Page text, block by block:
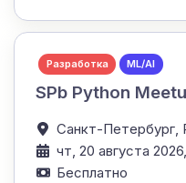
Разработка ML/AI
SPb Python
Санкт-Петербург,
чт, 20 августа
Бесплатно